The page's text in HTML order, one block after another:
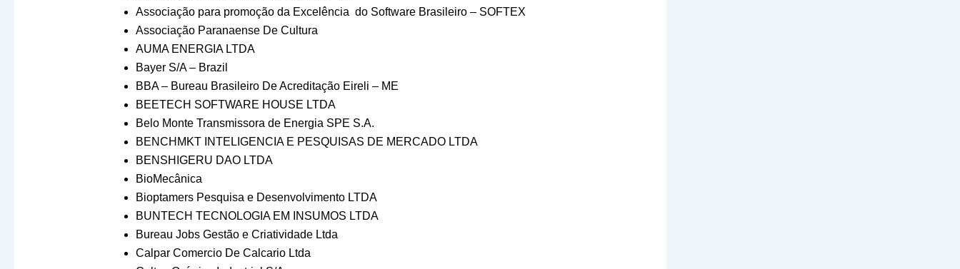
Associação para promoção da Excelência do Software Brasileiro – SOFTEX
Associação Paranaense De Cultura
AUMA ENERGIA LTDA
Bayer S/A – Brazil
BBA – Bureau Brasileiro De Acreditação Eireli – ME
BEETECH SOFTWARE HOUSE LTDA
Belo Monte Transmissora de Energia SPE S.A.
BENCHMKT INTELIGENCIA E PESQUISAS DE MERCADO LTDA
BENSHIGERU DAO LTDA
BioMecânica
Bioptamers Pesquisa e Desenvolvimento LTDA
BUNTECH TECNOLOGIA EM INSUMOS LTDA
Bureau Jobs Gestão e Criatividade Ltda
Calpar Comercio De Calcario Ltda